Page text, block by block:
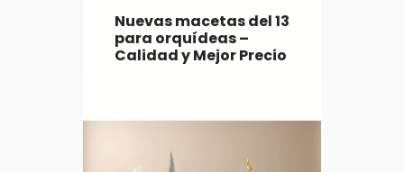
Nuevas macetas del 13
para orquídeas –
Calidad y Mejor Precio